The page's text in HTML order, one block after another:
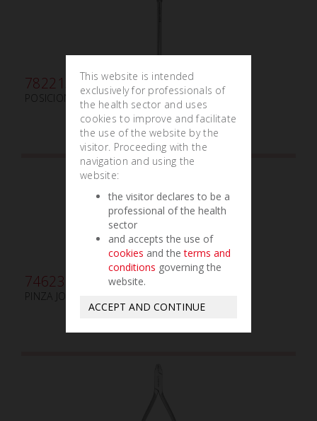
782213
POSICIONADOR DE BRACKETS mm165
746230
PINZA JOHNSON
This website is intended
exclusively for professionals of
the health sector and uses
cookies to improve and facilitate
the use of the website by the
visitor. Proceeding with the
navigation and using the
website:
the visitor declares to be a
professional of the health
sector
and accepts the use of
cookies and theterms and
conditions governing the
website.
ACCEPT AND CONTINUE